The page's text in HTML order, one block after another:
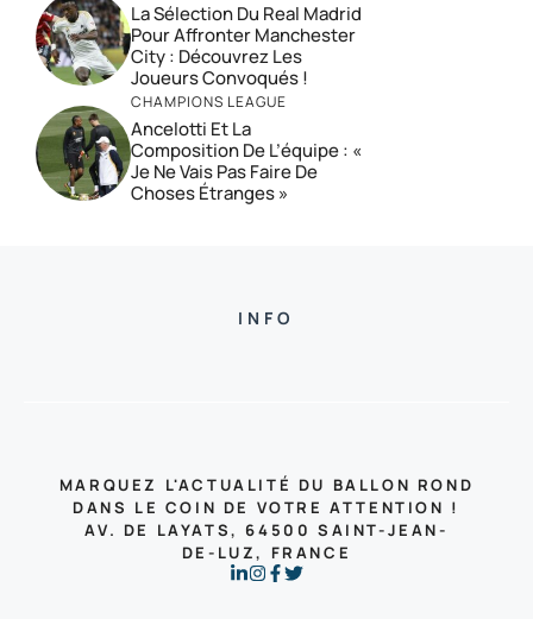
La Sélection Du Real Madrid
Pour Affronter Manchester
City : Découvrez Les
Joueurs Convoqués !
CHAMPIONS LEAGUE
Ancelotti Et La
Composition De L’équipe : «
Je Ne Vais Pas Faire De
Choses Étranges »
INFO
MARQUEZ L'ACTUALITÉ DU BALLON ROND
DANS LE COIN DE VOTRE ATTENTION !
AV. DE LAYATS, 64500 SAINT-JEAN-
DE-LUZ, FRANCE